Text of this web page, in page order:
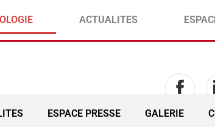
ACTUALITES
ESPACE PRESSE GALERIE